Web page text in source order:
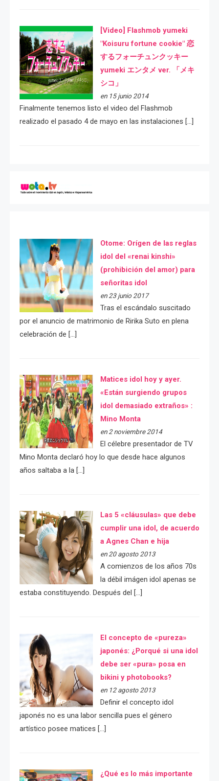
[Video] Flashmob yumeki
"Koisuru fortune cookie" 恋
するフォーチュンクッキー
yumeki エンタメ ver. 「メキ
シコ」
en 15 junio 2014
Finalmente tenemos listo el video del Flashmob
realizado el pasado 4 de mayo en las instalaciones […]
Otome: Orígen de las reglas
idol del «renai kinshi»
(prohibición del amor) para
señoritas idol
en 23 junio 2017
Tras el escándalo suscitado
por el anuncio de matrimonio de Ririka Suto en plena
celebración de […]
Matices idol hoy y ayer.
«Están surgiendo grupos
idol demasiado extraños» :
Mino Monta
en 2 noviembre 2014
El célebre presentador de TV
Mino Monta declaró hoy lo que desde hace algunos
años saltaba a la […]
Las 5 «cláusulas» que debe
cumplir una idol, de acuerdo
a Agnes Chan e hija
en 20 agosto 2013
A comienzos de los años 70s
la débil imágen idol apenas se
estaba constituyendo. Después del […]
El concepto de «pureza»
japonés: ¿Porqué si una idol
debe ser «pura» posa en
bikini y photobooks?
en 12 agosto 2013
Definir el concepto idol
japonés no es una labor sencilla pues el género
artístico posee matices […]
¿Qué es lo más importante